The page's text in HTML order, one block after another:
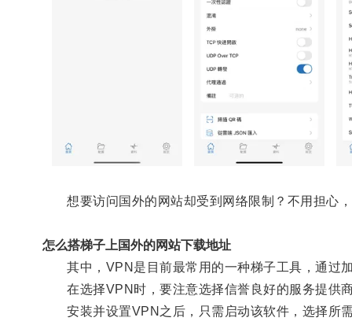
想要访问国外的网站却受到网络限制？不用担心，
怎么搭梯子上国外的网站下载地址
其中，VPN是目前最常用的一种梯子工具，通过加
在选择VPN时，要注意选择信誉良好的服务提供
安装并设置VPN之后，只需启动该软件，选择所